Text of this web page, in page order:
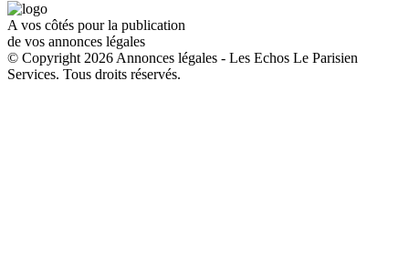
A vos côtés pour la publication
de vos annonces légales
© Copyright 2026 Annonces légales - Les Echos Le Parisien
Services. Tous droits réservés.